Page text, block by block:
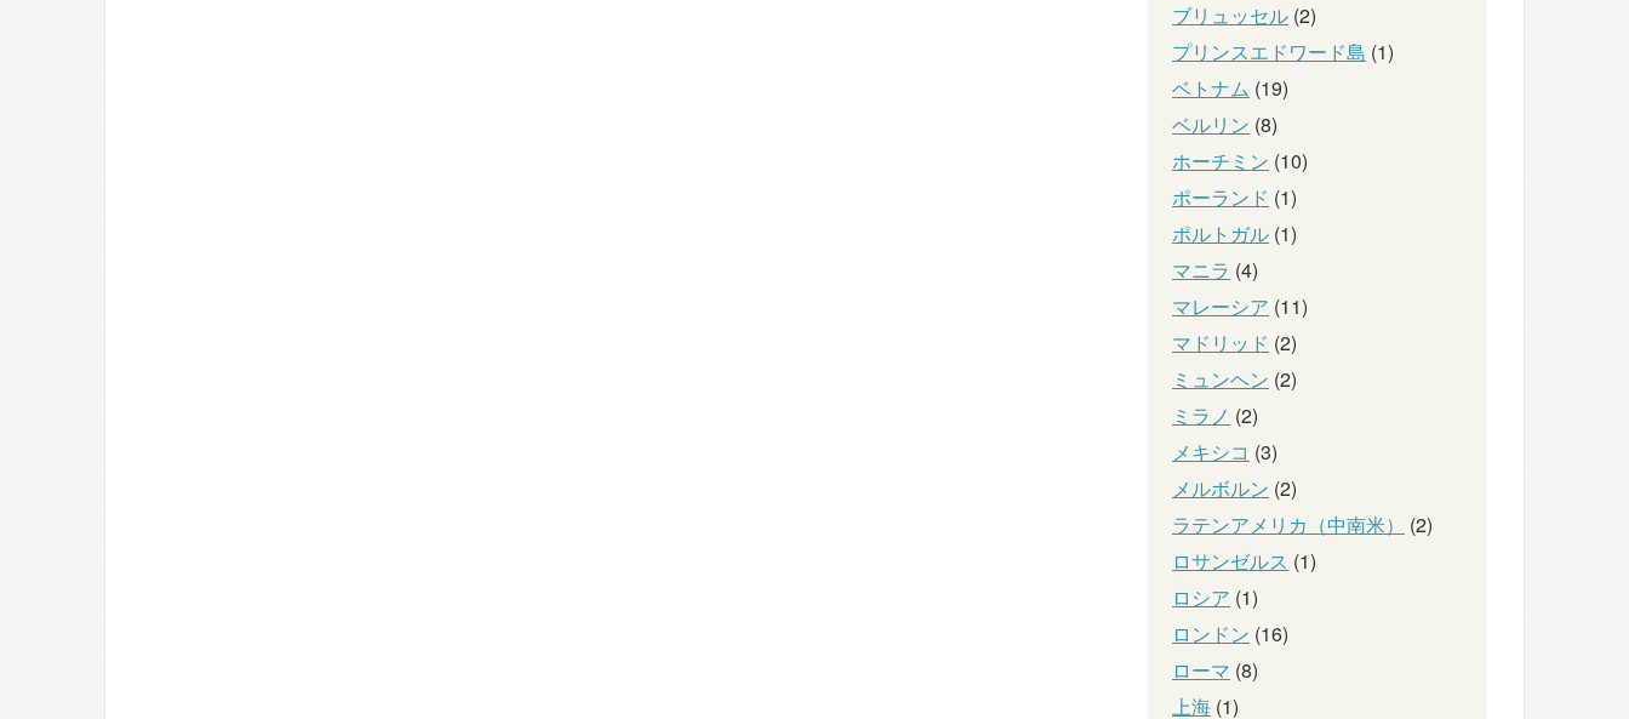
ブリュッセル (2)
プリンスエドワード島 (1)
ベトナム (19)
ベルリン (8)
ホーチミン (10)
ポーランド (1)
ポルトガル (1)
マニラ (4)
マレーシア (11)
マドリッド (2)
ミュンヘン (2)
ミラノ (2)
メキシコ (3)
メルボルン (2)
ラテンアメリカ（中南米）
(2)
ロサンゼルス (1)
ロシア (1)
ロンドン (16)
ローマ (8)
上海 (1)